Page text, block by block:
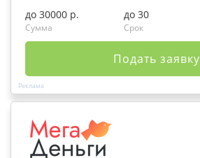
до 30000 р.
Сумма
до 30
Срок
Подать заявку